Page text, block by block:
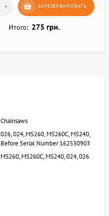
+ ЗАРЕЗЕРВИРОВАТЬ
Итого: 275 грн.
Chainsaws
026, 024, MS260, MS260C, MS240,
Before Serial Number 162530903
MS260, MS260C, MS240, 024, 026